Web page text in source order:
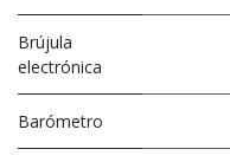
Brújula
electrónica
Barómetro